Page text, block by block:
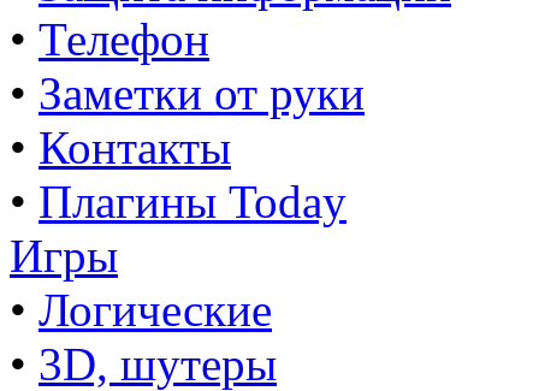
• Телефон
• Заметки от руки
• Контакты
• Плагины Today
Игры
• Логические
• 3D, шутеры